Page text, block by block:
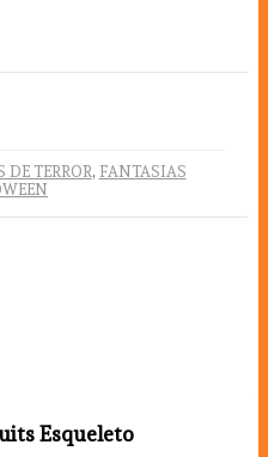
DE TERROR, FANTASIAS
Esqueleto